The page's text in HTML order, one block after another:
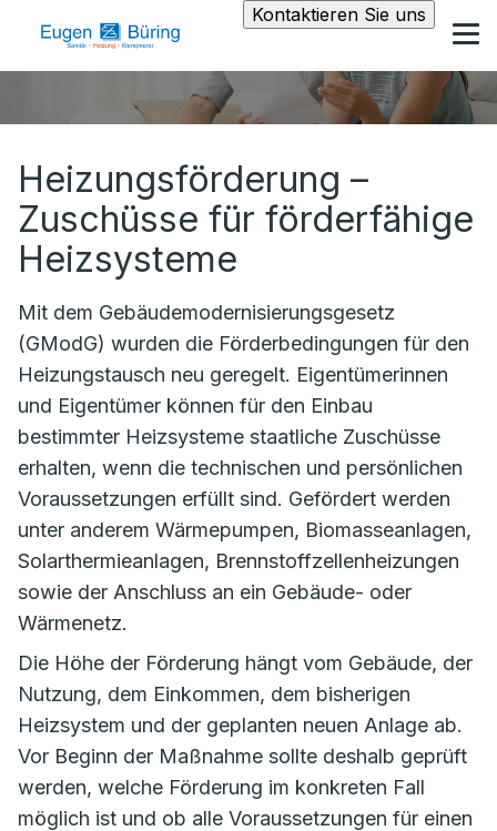
Kontaktieren Sie uns
Heizungsförderung –
Zuschüsse für förderfähige
Heizsysteme
Mit dem Gebäudemodernisierungsgesetz
(GModG) wurden die Förderbedingungen für den
Heizungstausch neu geregelt. Eigentümerinnen
und Eigentümer können für den Einbau
bestimmter Heizsysteme staatliche Zuschüsse
erhalten, wenn die technischen und persönlichen
Voraussetzungen erfüllt sind. Gefördert werden
unter anderem Wärmepumpen, Biomasseanlagen,
Solarthermieanlagen, Brennstoffzellenheizungen
sowie der Anschluss an ein Gebäude- oder
Wärmenetz.
Die Höhe der Förderung hängt vom Gebäude, der
Nutzung, dem Einkommen, dem bisherigen
Heizsystem und der geplanten neuen Anlage ab.
Vor Beginn der Maßnahme sollte deshalb geprüft
werden, welche Förderung im konkreten Fall
möglich ist und ob alle Voraussetzungen für einen